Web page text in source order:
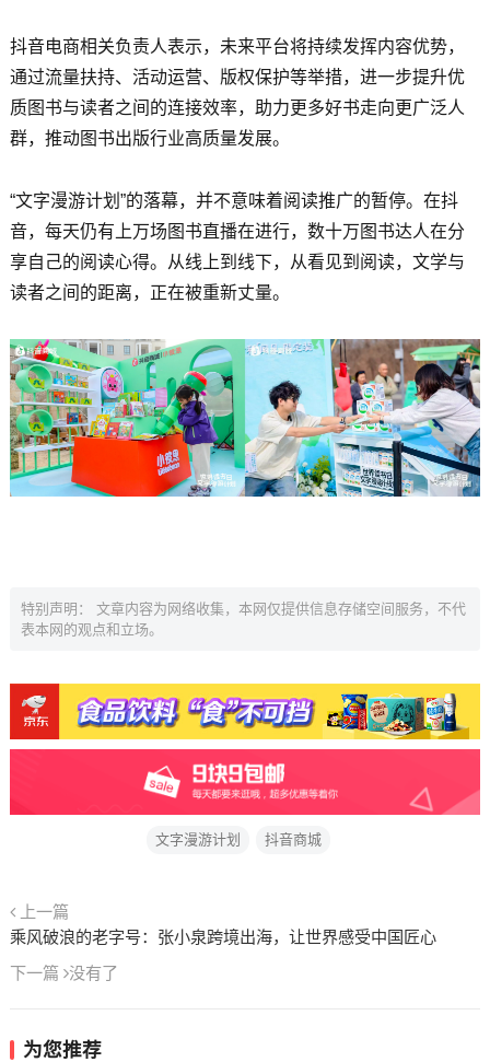
抖音电商相关负责人表示，未来平台将持续发挥内容优势，
通过流量扶持、活动运营、版权保护等举措，进一步提升优
质图书与读者之间的连接效率，助力更多好书走向更广泛人
群，推动图书出版行业高质量发展。
“文字漫游计划”的落幕，并不意味着阅读推广的暂停。在抖
音，每天仍有上万场图书直播在进行，数十万图书达人在分
享自己的阅读心得。从线上到线下，从看见到阅读，文学与
读者之间的距离，正在被重新丈量。
特别声明： 文章内容为网络收集，本网仅提供信息存储空间服务，不代
表本网的观点和立场。
文字漫游计划 抖音商城
上一篇
乘风破浪的老字号：张小泉跨境出海，让世界感受中国匠心
下一篇 没有了
为您推荐